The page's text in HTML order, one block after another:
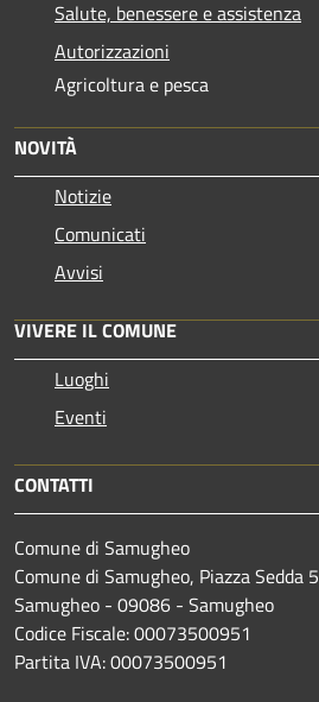
Salute, benessere e assistenza
Autorizzazioni
Agricoltura e pesca
NOVITÀ
Notizie
Comunicati
Avvisi
VIVERE IL COMUNE
Luoghi
Eventi
CONTATTI
Comune di Samugheo
Comune di Samugheo, Piazza Sedda
Samugheo - 09086 - Samugheo
Codice Fiscale: 00073500951
Partita IVA: 00073500951